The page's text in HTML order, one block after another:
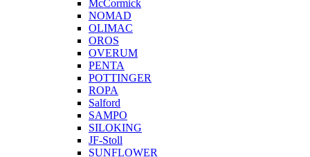
McCormick
NOMAD
OLIMAC
OROS
OVERUM
PENTA
POTTINGER
ROPA
Salford
SAMPO
SILOKING
JF-Stoll
SUNFLOWER